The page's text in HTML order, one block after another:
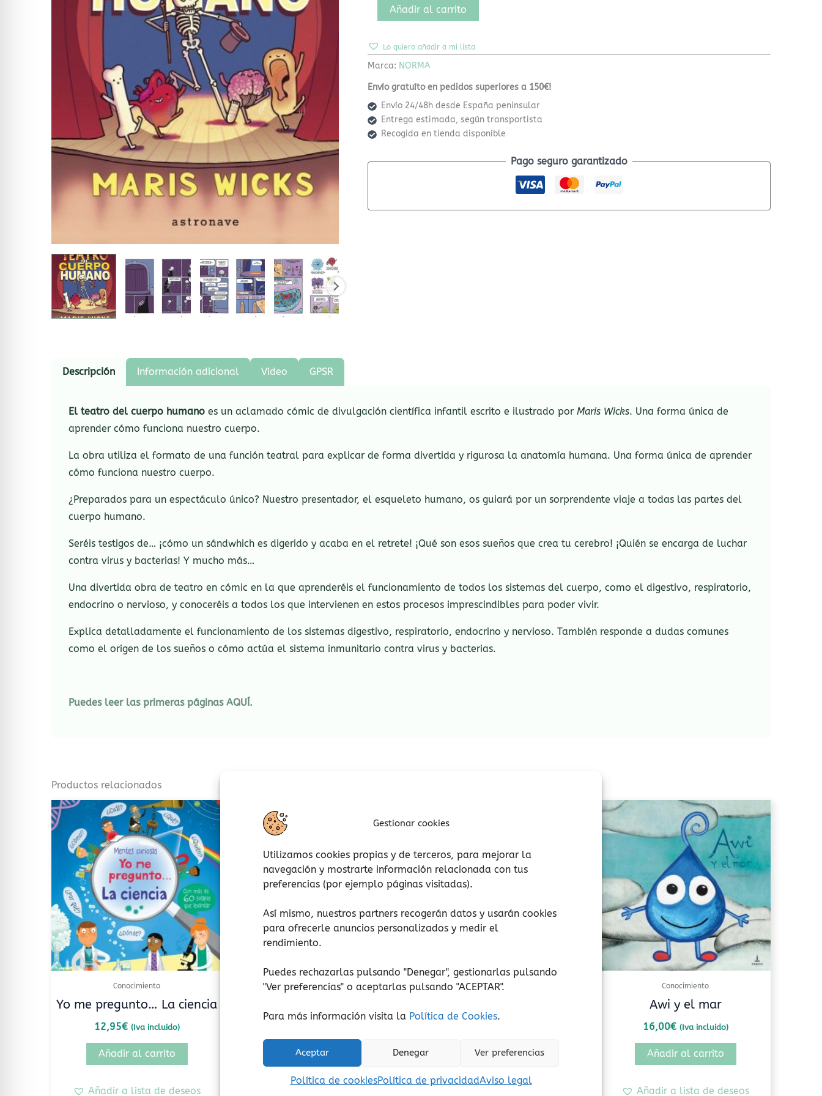
Gestionar cookies
Utilizamos cookies propias y de terceros, para mejorar la
navegación y mostrarte información relacionada con tus
preferencias (por ejemplo páginas visitadas).
Así mismo, nuestros partners recogerán datos y usarán cookies
para ofrecerle anuncios personalizados y medir el
rendimiento.
Puedes rechazarlas pulsando "Denegar", gestionarlas pulsando
"Ver preferencias" o aceptarlas pulsando "ACEPTAR".
Para más información visita la Política de Cookies.
Aceptar Denegar Ver preferencias
Política de cookiesPolítica de privacidadAviso legal
Añadir al carrito
Lo quiero añadir a mi lista
Marca: NORMA
Envío gratuíto en pedidos superiores a 150€!
Envío 24/48h desde España peninsular
Entrega estimada, según transportista
Recogida en tienda disponible
Pago seguro garantizado
Descripción Información adicional Vídeo GPSR
El teatro del cuerpo humano es un aclamado cómic de divulgación científica infantil escrito e ilustrado por Maris Wicks. Una forma única de
aprender cómo funciona nuestro cuerpo.
La obra utiliza el formato de una función teatral para explicar de forma divertida y rigurosa la anatomía humana. Una forma única de aprender
cómo funciona nuestro cuerpo.
¿Preparados para un espectáculo único? Nuestro presentador, el esqueleto humano, os guiará por un sorprendente viaje a todas las partes del
cuerpo humano.
Seréis testigos de… ¡cómo un sándwhich es digerido y acaba en el retrete! ¡Qué son esos sueños que crea tu cerebro! ¡Quién se encarga de luchar
contra virus y bacterias! Y mucho más…
Una divertida obra de teatro en cómic en la que aprenderéis el funcionamiento de todos los sistemas del cuerpo, como el digestivo, respiratorio,
endocrino o nervioso, y conoceréis a todos los que intervienen en estos procesos imprescindibles para poder vivir.
Explica detalladamente el funcionamiento de los sistemas digestivo, respiratorio, endocrino y nervioso. También responde a dudas comunes
como el origen de los sueños o cómo actúa el sistema inmunitario contra virus y bacterias.
Puedes leer las primeras páginas AQUÍ.
Productos relacionados
Conocimiento
Yo me pregunto… La ciencia
12,95€ (Iva incluido)
Añadir al carrito
Añadir a lista de deseos
Conocimiento
Seleccionar opciones
producto
múltiples
variantes.
Las
se
pueden
la
de
Conocimiento
Añadir al carrito
Conocimiento
Awi y el mar
16,00€ (Iva incluido)
Añadir al carrito
Añadir a lista de deseos